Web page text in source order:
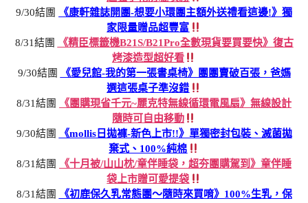
9/30結團
《康軒雜誌開團-想要小環團主額外送禮看這邊!》獨
家限量贈品超豐富
8/31結團
《精臣標籤機B21S/B21Pro全數現貨要買要快》復古
烤漆造型超好看
9/30結團
《愛兒館-我的第一張書桌椅》團團賣破百張，爸媽
選這張桌子準沒錯
8/31結團
《團購現省千元~麗克特無線循環電風扇》無線設計
隨時可自由移動
9/30結團
《mollis日拋褲-新色上市!!》單獨密封包裝、滅菌拋
棄式、100%純棉
8/31結團
《十月被/山山枕/童伴睡袋，超夯團購駕到》童伴睡
袋上市贈可愛提袋
8/31結團
《初鹿保久乳常態團～隨時來買唷》100%生乳，保